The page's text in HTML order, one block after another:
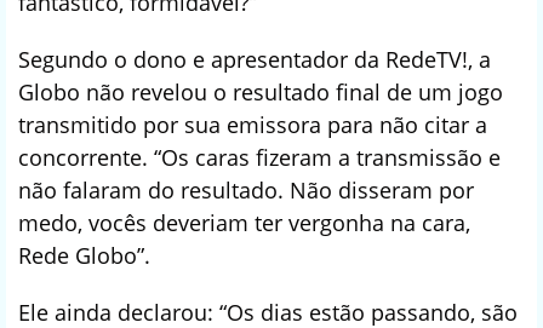
Segundo o dono e apresentador da RedeTV!, a
Globo não revelou o resultado final de um jogo
transmitido por sua emissora para não citar a
concorrente. “Os caras fizeram a transmissão e
não falaram do resultado. Não disseram por
medo, vocês deveriam ter vergonha na cara,
Rede Globo”.
Ele ainda declarou: “Os dias estão passando, são